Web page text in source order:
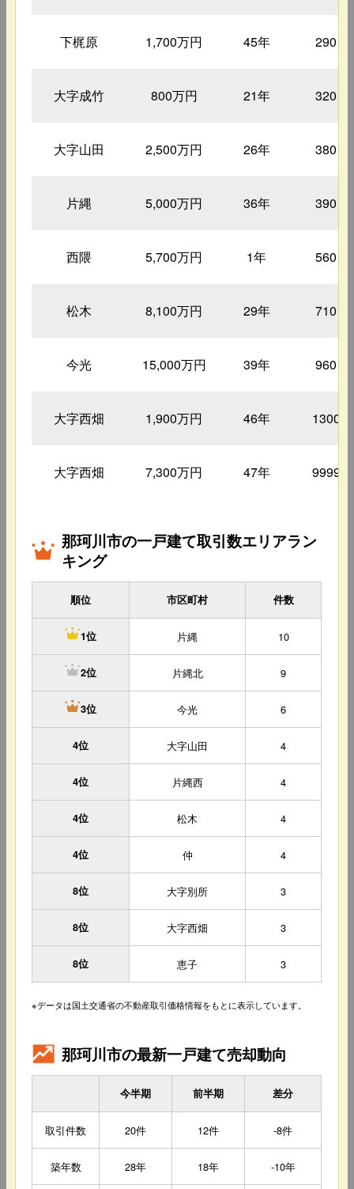
下梶原 1,700万円 45年 290㎡
大字成竹 800万円 21年 320㎡
大字山田 2,500万円 26年 380㎡
片縄 5,000万円 36年 390㎡
西隈 5,700万円 1年 560㎡
松木 8,100万円 29年 710㎡
今光 15,000万円 39年 960㎡
大字西畑 1,900万円 46年 1300㎡
大字西畑 7,300万円 47年 9999㎡
那珂川市の一戸建て取引数エリアラン
キング
順位 市区町村 件数
1位 片縄 10
2位 片縄北 9
3位 今光 6
4位 大字山田 4
4位 片縄西 4
4位 松木 4
4位 仲 4
8位 大字別所 3
8位 大字西畑 3
8位 恵子 3
※データは国土交通省の不動産取引価格情報をもとに表示しています。
那珂川市の最新一戸建て売却動向
今半期 前半期 差分
取引件数 20件 12件 -8件
築年数 28年 18年 -10年